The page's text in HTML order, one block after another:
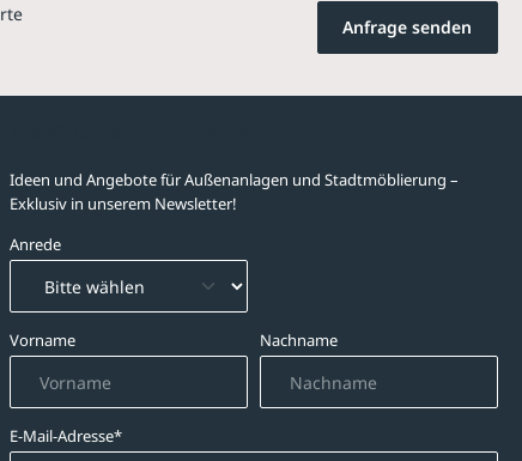
Anfrage senden
Ideen und Angebote für Außenanlagen und Stadtmöblierung –
Exklusiv in unserem Newsletter!
Anrede
Vorname Nachname
E-Mail-Adresse*